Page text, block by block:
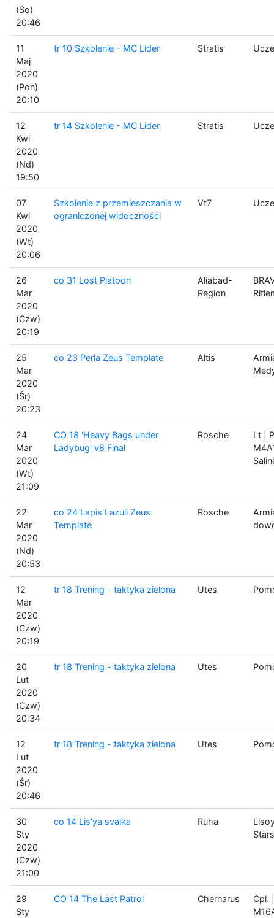
(So)
20:46
11
Maj
2020
(Pon)
20:10
tr 10 Szkolenie - MC Lider Stratis
12
Kwi
2020
(Nd)
19:50
tr 14 Szkolenie - MC Lider Stratis
07
Kwi
2020
(Wt)
20:06
Szkolenie z przemieszczania w
ograniczonej widoczności
Vt7
26
Mar
2020
(Czw)
20:19
co 31 Lost Platoon
Aliabad-
Region
25
Mar
2020
(Śr)
20:23
co 23 Perla Zeus Template Altis
24
Mar
2020
(Wt)
21:09
CO 18 'Heavy Bags under
Ladybug' v8 Final
Rosche
Lt |
22
Mar
2020
(Nd)
20:53
co 24 Lapis Lazuli Zeus
Template
Rosche
12
Mar
2020
(Czw)
20:19
tr 18 Trening - taktyka zielona Utes
20
Lut
2020
(Czw)
20:34
tr 18 Trening - taktyka zielona Utes
12
Lut
2020
(Śr)
20:46
tr 18 Trening - taktyka zielona Utes
30
Sty
2020
(Czw)
21:00
co 14 Lis'ya svalka Ruha
29
Sty
CO 14 The Last Patrol Chernarus
Cpl.